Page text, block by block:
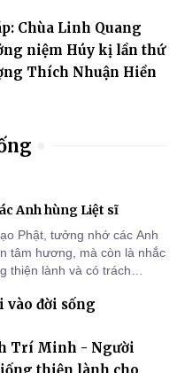
Chùa Linh Quang
niệm Húy kị lần thứ
Thích Nhuận Hiền
Anh hùng Liệt sĩ
Phật, tưởng nhớ các Anh
tâm hương, mà còn là nhắc
thiện lành và có trách
vào đời sống
Trí Minh - Người